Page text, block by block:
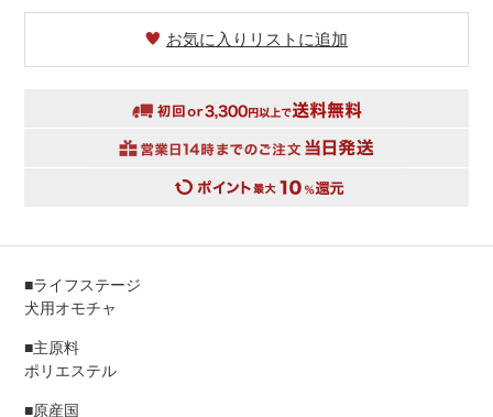
お気に入りリストに追加
■ライフステージ
犬用オモチャ
■主原料
ポリエステル
■原産国